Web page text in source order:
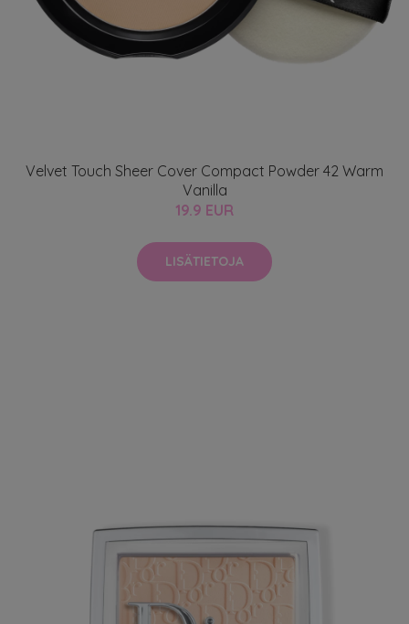
Velvet Touch Sheer Cover Compact Powder 42 Warm
Vanilla
19.9 EUR
LISÄTIETOJA